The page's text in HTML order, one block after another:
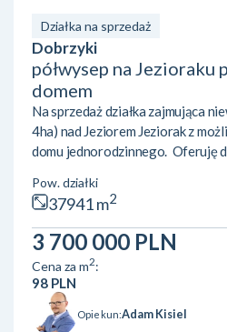
Działka na sprzedaż
Dobrzyki
półwysep na Jezioraku
domem
Na sprzedaż działka zajmująca
4ha) nad Jeziorem Jeziorak z
domu jednorodzinnego. Oferuję
ha), położoną na niewielkim
metrową linią brzegową Jeziora
jeziora w Polsce. Teren objęty
zagospodarowania
Przeznaczenie: usługi turystyki
tereny rolne. Da...
Pow. działki
37941 m2
3 700 000 PLN
Cena za m2:
98 PLN
Opiekun:Adam Kisiel